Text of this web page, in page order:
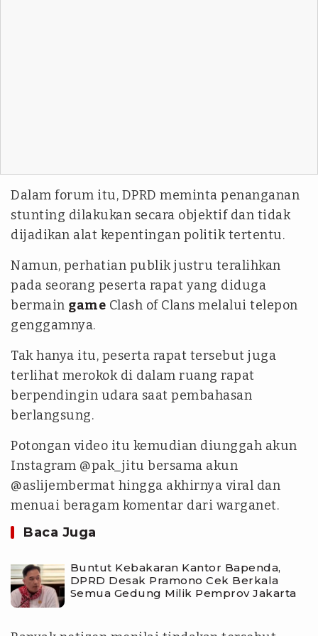
Dalam forum itu, DPRD meminta penanganan
stunting dilakukan secara objektif dan tidak
dijadikan alat kepentingan politik tertentu.
Namun, perhatian publik justru teralihkan
pada seorang peserta rapat yang diduga
bermain game Clash of Clans melalui telepon
genggamnya.
Tak hanya itu, peserta rapat tersebut juga
terlihat merokok di dalam ruang rapat
berpendingin udara saat pembahasan
berlangsung.
Potongan video itu kemudian diunggah akun
Instagram @pak_jitu bersama akun
@aslijembermat hingga akhirnya viral dan
menuai beragam komentar dari warganet.
Baca Juga
Buntut Kebakaran Kantor Bapenda,
DPRD Desak Pramono Cek Berkala
Semua Gedung Milik Pemprov Jakarta